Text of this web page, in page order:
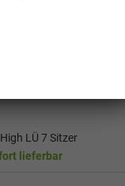
7,7 l/100km
F (bei
Nichtraucher-
LÜ 7 Sitzer
lieferbar